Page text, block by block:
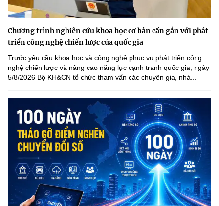
Chương trình nghiên cứu khoa học cơ bản cần gắn với phát
triển công nghệ chiến lược của quốc gia
Trước yêu cầu khoa học và công nghệ phục vụ phát triển công
nghệ chiến lược và nâng cao năng lực cạnh tranh quốc gia, ngày
5/8/2026 Bộ KH&CN tổ chức tham vấn các chuyên gia, nhà...